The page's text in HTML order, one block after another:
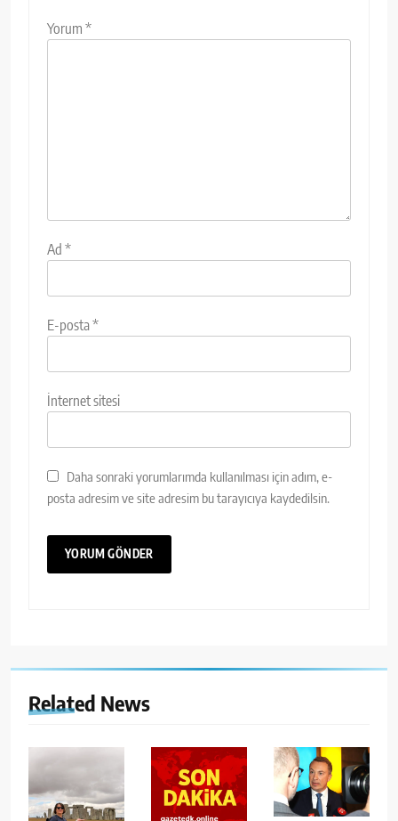
Yorum *
Ad *
E-posta*
İnternet sitesi
Daha sonraki yorumlarımda kullanılması için adım, e-
posta adresim ve site adresim bu tarayıcıya kaydedilsin.
Related News